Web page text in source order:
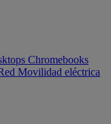
Chromebooks
Movilidad eléctrica